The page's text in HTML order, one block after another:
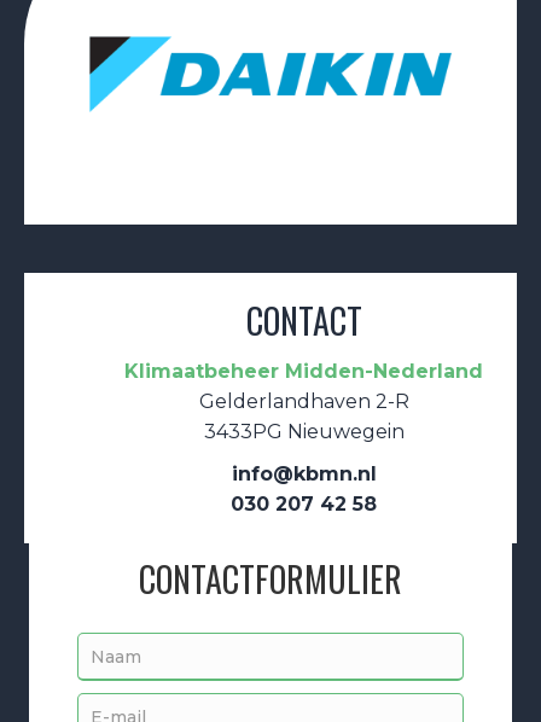
CONTACT
Klimaatbeheer Midden-Nederland
Gelderlandhaven 2-R
3433PG Nieuwegein
info@kbmn.nl
030 207 42 58
CONTACTFORMULIER